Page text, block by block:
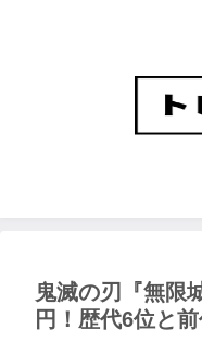
鬼滅の刃『無限
円！歴代6位と